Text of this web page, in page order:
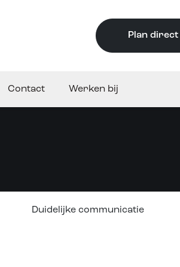
Plan
Contact Werken bij
Duidelijke communicatie